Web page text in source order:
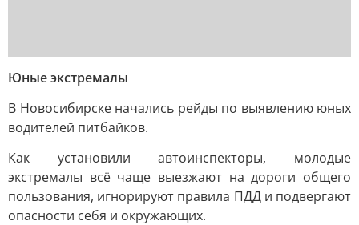
Юные экстремалы
В Новосибирске начались рейды по выявлению юных
водителей питбайков.
Как установили автоинспекторы, молодые
экстремалы всё чаще выезжают на дороги общего
пользования, игнорируют правила ПДД и подвергают
опасности себя и окружающих.